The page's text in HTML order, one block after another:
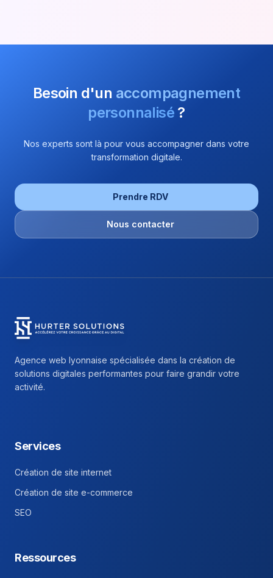
Besoin d'un accompagnement
personnalisé ?
Nos experts sont là pour vous accompagner dans votre
transformation digitale.
Prendre RDV
Nous contacter
Agence web lyonnaise spécialisée dans la création de
solutions digitales performantes pour faire grandir votre
activité.
Services
Création de site internet
Création de site e-commerce
SEO
Ressources